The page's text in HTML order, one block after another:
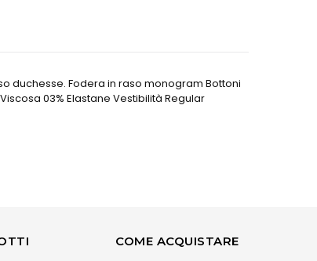
duchesse. Fodera in raso monogram Bottoni
03% Elastane Vestibilità Regular
COME ACQUISTARE